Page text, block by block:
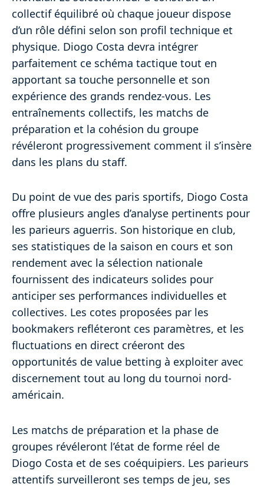
collectif équilibré où chaque joueur dispose
d’un rôle défini selon son profil technique et
physique. Diogo Costa devra intégrer
parfaitement ce schéma tactique tout en
apportant sa touche personnelle et son
expérience des grands rendez-vous. Les
entraînements collectifs, les matchs de
préparation et la cohésion du groupe
révéleront progressivement comment il s’insère
dans les plans du staff.
Du point de vue des paris sportifs, Diogo Costa
offre plusieurs angles d’analyse pertinents pour
les parieurs aguerris. Son historique en club,
ses statistiques de la saison en cours et son
rendement avec la sélection nationale
fournissent des indicateurs solides pour
anticiper ses performances individuelles et
collectives. Les cotes proposées par les
bookmakers refléteront ces paramètres, et les
fluctuations en direct créeront des
opportunités de value betting à exploiter avec
discernement tout au long du tournoi nord-
américain.
Les matchs de préparation et la phase de
groupes révéleront l’état de forme réel de
Diogo Costa et de ses coéquipiers. Les parieurs
attentifs surveilleront ses temps de jeu, ses